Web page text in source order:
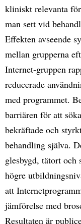
kliniskt relevanta
man sett vid
Effekten avseende
mellan grupperna
Internet-gruppen
reducerade
med programmet.
barriären för att
bekräftade och
behandling själva.
glesbygd, tätort och
högre
att
jämförelse med
Resultaten är